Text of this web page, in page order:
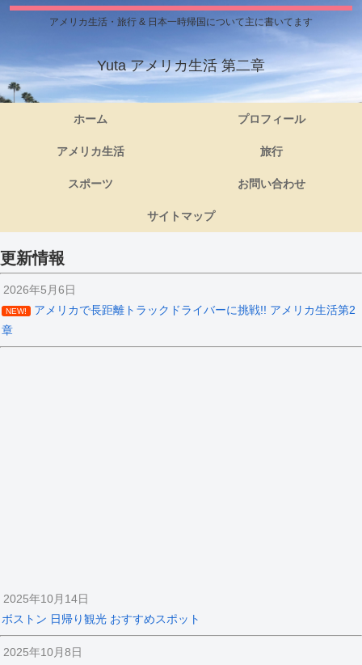
アメリカ生活・旅行 & 日本一時帰国について主に書いてます
Yuta アメリカ生活 第二章
ホーム プロフィール
アメリカ生活 旅行
スポーツ お問い合わせ
サイトマップ
更新情報
2026年5月6日
NEW!
アメリカで長距離トラックドライバーに挑戦!! アメリカ生活第2
章
2025年10月14日
ボストン 日帰り観光 おすすめスポット
2025年10月8日